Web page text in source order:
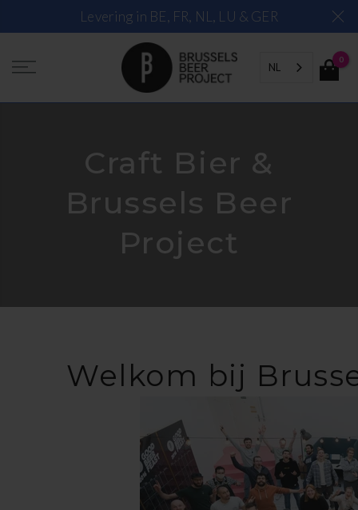
inhoud
Levering in BE, FR, NL, LU & GER
NL
0
Craft Bier &
Brussels Beer
Project
Welkom bij